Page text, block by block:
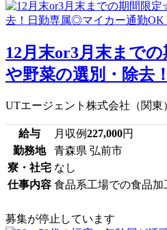
12月末or3月末まで
や野菜の選別・除去
UTエージェント株式会社（関東
給与 月収例227,000円
勤務地
青森県 弘前市
寮・社宅 なし
仕事内容 食品系工場での食品加
募集が停止しています